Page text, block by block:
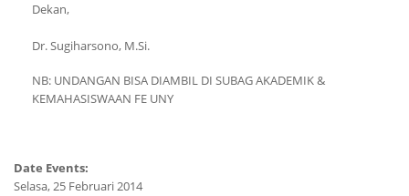
Dekan,
Dr. Sugiharsono, M.Si.
NB: UNDANGAN BISA DIAMBIL DI SUBAG AKADEMIK &
KEMAHASISWAAN FE UNY
Date Events:
Selasa, 25 Februari 2014